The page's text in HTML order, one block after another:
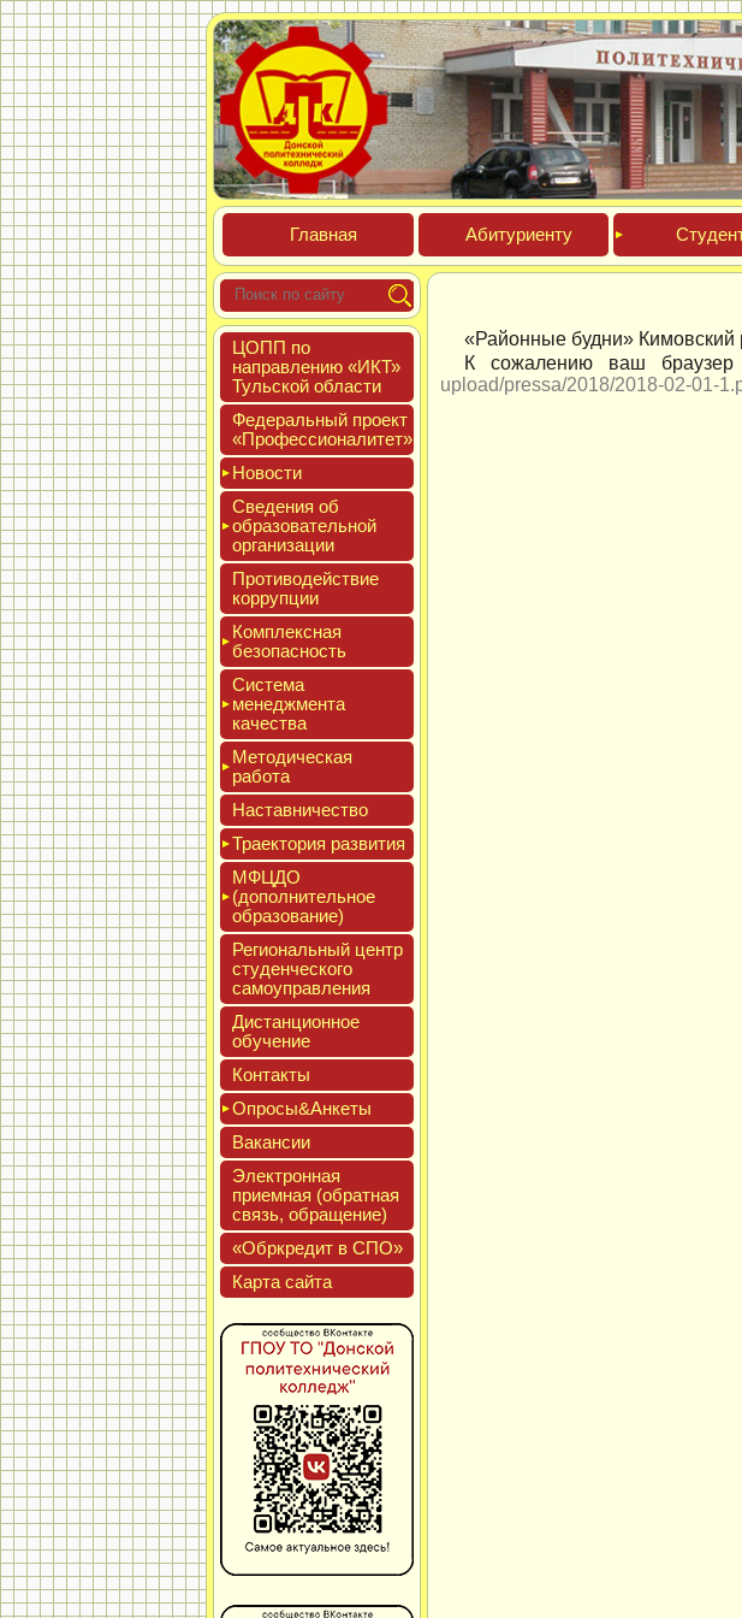
Глав­ная Аби­тури­ен­ту
ЦОПП по
нап­равле­нию «ИКТ»
Туль­ской об­ласти
Феде­раль­ный про­ект
«Про­фес­си­она­литет»
Новос­ти
Све­дения об
об­ра­зова­тель­ной
ор­га­низа­ции
Про­тиво­дей­ствие
кор­рупции
Ком­плексная
бе­зопас­ность
Сис­те­ма
ме­нед­жмен­та
ка­чес­тва
Мето­дичес­кая
ра­бота
Нас­тавни­чес­тво
Тра­ек­то­рия раз­ви­тия
МФЦДО
(до­пол­ни­тель­ное
об­ра­зова­ние)
Реги­ональ­ный центр
сту­ден­ческо­го
са­мо­уп­равле­ния
Дис­танци­он­ное
обу­чение
Кон­такты
Опро­сы&Анке­ты
Вакан­сии
Элек­трон­ная
при­ем­ная (об­ратная
связь, об­ра­щение)
«Обркре­дит в СПО»
Кар­та сай­та
«Районные будни»
К сожалению ваш браузер
upload/pressa/2018/2018-02-01-